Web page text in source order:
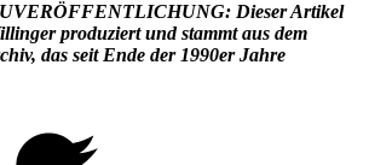
Dieser Artikel
produziert und stammt aus dem
das seit Ende der 1990er Jahre